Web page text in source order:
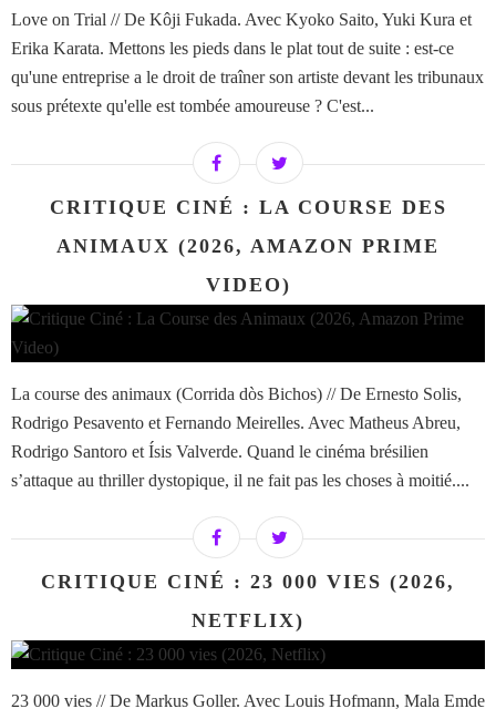
Love on Trial // De Kôji Fukada. Avec Kyoko Saito, Yuki Kura et
Erika Karata. Mettons les pieds dans le plat tout de suite : est-ce
qu'une entreprise a le droit de traîner son artiste devant les tribunaux
sous prétexte qu'elle est tombée amoureuse ? C'est...
CRITIQUE CINÉ : LA COURSE DES
ANIMAUX (2026, AMAZON PRIME
VIDEO)
La course des animaux (Corrida dòs Bichos) // De Ernesto Solis,
Rodrigo Pesavento et Fernando Meirelles. Avec Matheus Abreu,
Rodrigo Santoro et Ísis Valverde. Quand le cinéma brésilien
s’attaque au thriller dystopique, il ne fait pas les choses à moitié....
CRITIQUE CINÉ : 23 000 VIES (2026,
NETFLIX)
23 000 vies // De Markus Goller. Avec Louis Hofmann, Mala Emde